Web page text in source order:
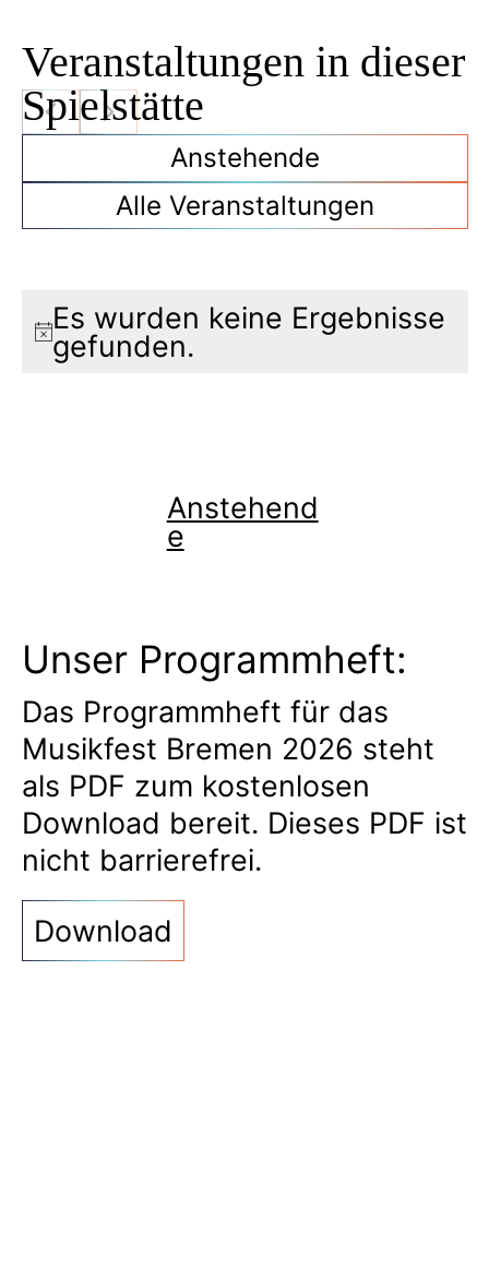
Veranstaltungen in dieser
Spielstätte
Anstehende
Alle Veranstaltungen
Hinweis
Es wurden keine Ergebnisse
gefunden.
Anstehend
e
Unser Programmheft:
Das Programmheft für das
Musikfest Bremen 2026 steht
als PDF zum kostenlosen
Download bereit. Dieses PDF ist
nicht barrierefrei.
Download